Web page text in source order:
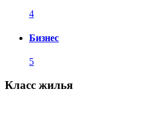
4
Бизнес
5
Класс жилья